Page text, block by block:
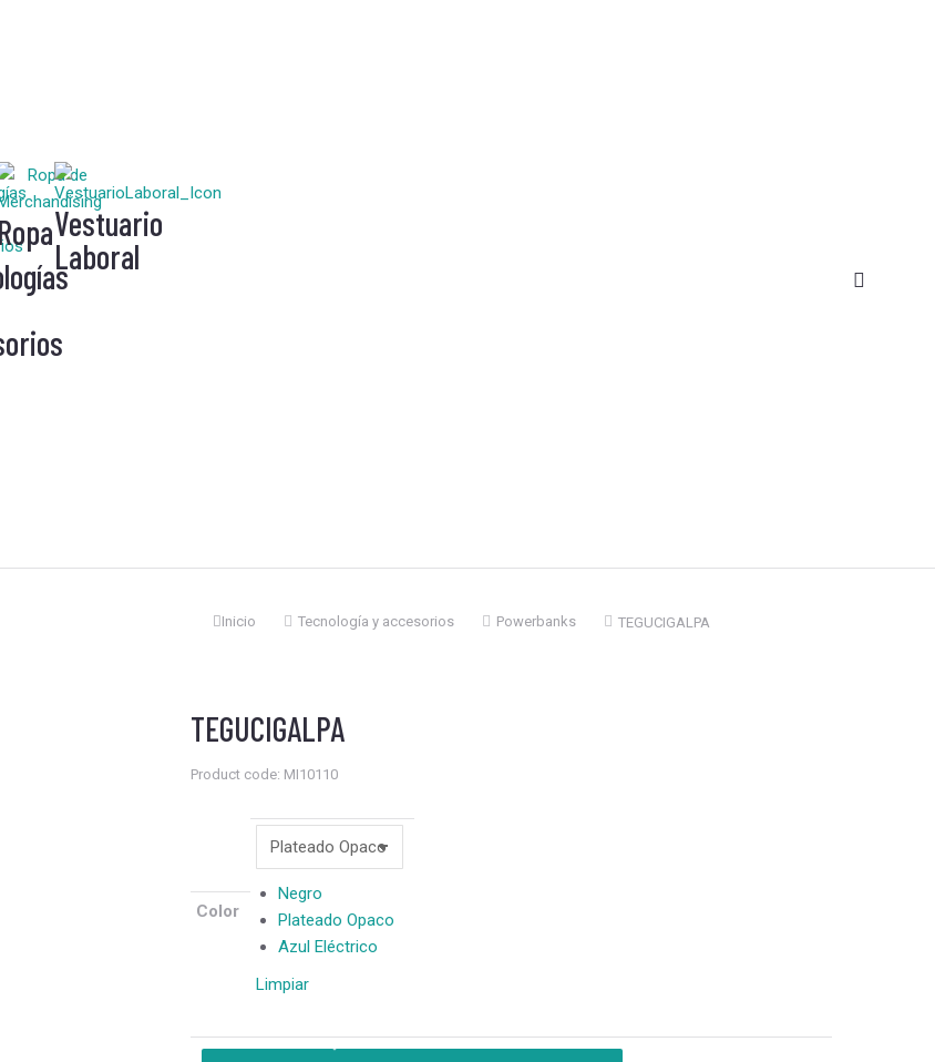
RopaVestuario
Laboral
Estás aquí:
Inicio Tecnología y accesorios Powerbanks TEGUCIGALPA
TEGUCIGALPA
Product code: MI10110
Color
Negro
Plateado Opaco
Azul Eléctrico
Limpiar